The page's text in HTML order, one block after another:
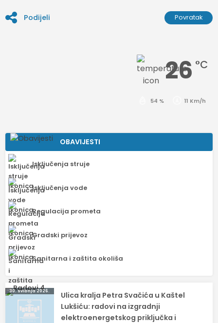
Podijeli Povratak
26 °C
54 % 11 Km/h
OBAVIJESTI
Isključenja struje
Isključenja vode
Regulacija prometa
Gradski prijevoz
Sanitarna i zaštita okoliša
Navigacija
objava
30. svibnja 2026.
Ulica kralja Petra Svačića u Kaštel
Lukšiću: radovi na izgradnji
elektroenergetskog priključka i